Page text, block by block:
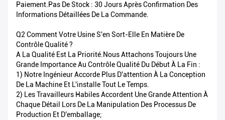
Paiement.Pas De Stock : 30 Jours Après Confirmation Des
Informations Détaillées De La Commande.
Q2 Comment Votre Usine S'en Sort-Elle En Matière De
Contrôle Qualité ?
A La Qualité Est La Priorité.Nous Attachons Toujours Une
Grande Importance Au Contrôle Qualité Du Début À La Fin :
1) Notre Ingénieur Accorde Plus D'attention À La Conception
De La Machine Et L'installe Tout Le Temps.
2) Les Travailleurs Habiles Accordent Une Grande Attention À
Chaque Détail Lors De La Manipulation Des Processus De
Production Et D'emballage;